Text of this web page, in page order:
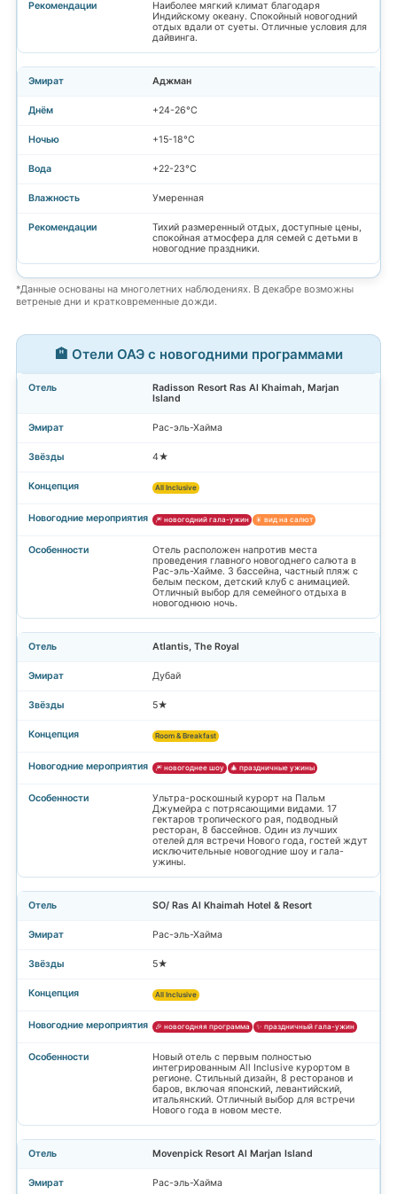
Наиболее мягкий климат благодаря
Индийскому океану. Спокойный новогодний
отдых вдали от суеты. Отличные условия для
дайвинга.
Аджман
+24-26°C
+15-18°C
+22-23°C
Умеренная
Тихий размеренный отдых, доступные цены,
спокойная атмосфера для семей с детьми в
новогодние праздники.
*Данные основаны на многолетних наблюдениях. В декабре возможны
ветреные дни и кратковременные дожди.
🏨 Отели ОАЭ с новогодними программами
Radisson Resort Ras Al Khaimah, Marjan
Island
Рас-эль-Хайма
4★
All Inclusive
🎆 новогодний гала-ужин 🎇 вид на салют
Отель расположен напротив места
проведения главного новогоднего салюта в
Рас-эль-Хайме. 3 бассейна, частный пляж с
белым песком, детский клуб с анимацией.
Отличный выбор для семейного отдыха в
новогоднюю ночь.
Atlantis, The Royal
Дубай
5★
Room & Breakfast
🎆 новогоднее шоу 🎄 праздничные ужины
Ультра-роскошный курорт на Пальм
Джумейра с потрясающими видами. 17
гектаров тропического рая, подводный
ресторан, 8 бассейнов. Один из лучших
отелей для встречи Нового года, гостей ждут
исключительные новогодние шоу и гала-
ужины.
SO/ Ras Al Khaimah Hotel & Resort
Рас-эль-Хайма
5★
All Inclusive
🎉 новогодняя программа ✨ праздничный гала-ужин
Новый отель с первым полностью
интегрированным All Inclusive курортом в
регионе. Стильный дизайн, 8 ресторанов и
баров, включая японский, левантийский,
итальянский. Отличный выбор для встречи
Нового года в новом месте.
Movenpick Resort Al Marjan Island
Рас-эль-Хайма